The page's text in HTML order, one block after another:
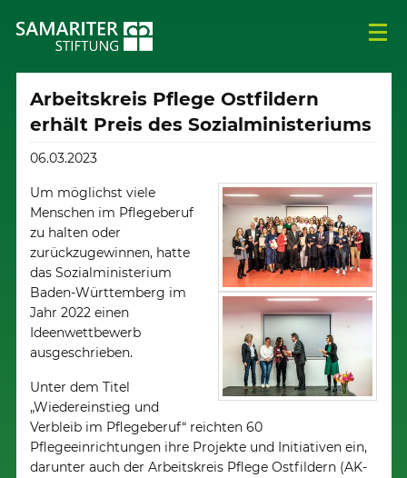
Arbeitskreis Pflege Ostfildern
erhält Preis des Sozialministeriums
06.03.2023
Um möglichst viele
Menschen im Pflegeberuf
zu halten oder
zurückzugewinnen, hatte
das Sozialministerium
Baden-Württemberg im
Jahr 2022 einen
Ideenwettbewerb
ausgeschrieben.
Unter dem Titel
„Wiedereinstieg und
Verbleib im Pflegeberuf“ reichten 60
Pflegeeinrichtungen ihre Projekte und Initiativen ein,
darunter auch der Arbeitskreis Pflege Ostfildern (AK-